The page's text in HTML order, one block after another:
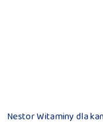
Nestor Witaminy dla